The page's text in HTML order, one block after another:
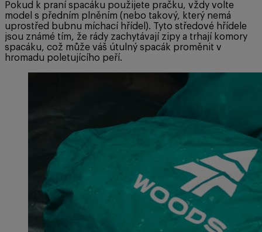
Pokud k praní spacáku použijete pračku, vždy volte
model s předním plněním (nebo takový, který nemá
uprostřed bubnu míchací hřídel). Tyto středové hřídele
jsou známé tím, že rády zachytávají zipy a trhají komory
spacáku, což může váš útulný spacák proměnit v
hromadu poletujícího peří.